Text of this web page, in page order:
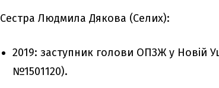
Сестра Людмила Дякова (Селих):
2019: заступник голови ОПЗЖ у Новій
№1501120).